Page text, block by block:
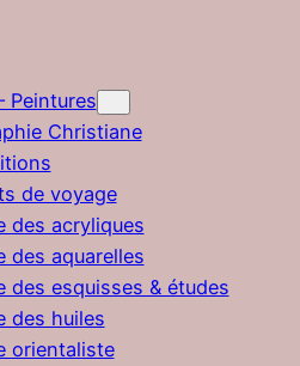
Peintures
Christiane
de voyage
des acryliques
des aquarelles
des esquisses & études
des huiles
orientaliste